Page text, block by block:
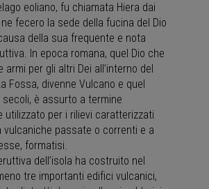
eoliano, fu chiamata Hiera dai
fecero la sede della fucina del Dio
della sua frequente e nota
In epoca romana, quel Dio che
armi per gli altri Dei all’interno del
Fossa, divenne Vulcano e quel
secoli, è assurto a termine
utilizzato per i rilievi caratterizzati
vulcaniche passate o correnti e a
formatisi.
dell’isola ha costruito nel
tre importanti edifici vulcanici,